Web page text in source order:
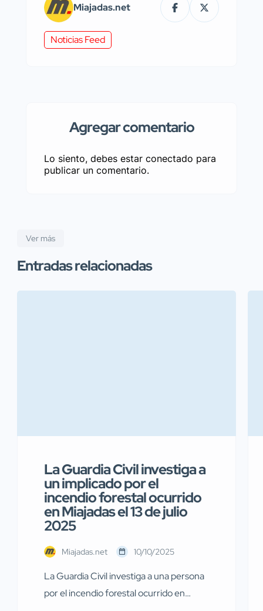
Miajadas.net
Noticias Feed
Agregar comentario
Lo siento, debes estar conectado para
publicar un comentario.
Ver más
Entradas relacionadas
La Guardia Civil investiga a
un implicado por el
incendio forestal ocurrido
en Miajadas el 13 de julio
2025
Miajadas.net 10/10/2025
La Guardia Civil investiga a una persona
por el incendio forestal ocurrido en